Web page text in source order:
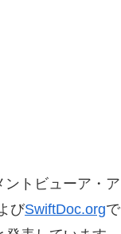
トビューア・ア
びSwiftDoc.orgで